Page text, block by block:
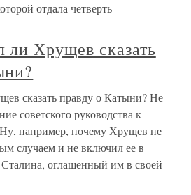
отдала четверть
ли Хрущев сказать
сказать правду о Катыни? Не
советского руководства к
например, почему Хрущев не
случаем и не включил ее в
оглашенный им в своей